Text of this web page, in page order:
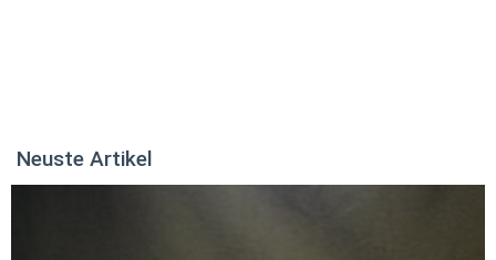
Neuste Artikel